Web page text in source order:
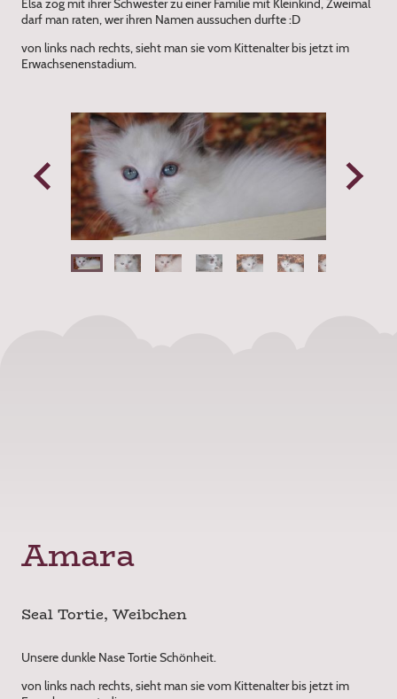
Elsa zog mit ihrer Schwester zu einer Familie mit Kleinkind, Zweimal
darf man raten, wer ihren Namen aussuchen durfte :D
von links nach rechts, sieht man sie vom Kittenalter bis jetzt im
Erwachsenenstadium.
Amara
Seal Tortie, Weibchen
Unsere dunkle Nase Tortie Schönheit.
von links nach rechts, sieht man sie vom Kittenalter bis jetzt im